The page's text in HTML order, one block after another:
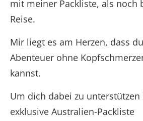
mit meiner Packliste, als noch
Reise.
Mir liegt es am Herzen, dass
Abenteuer ohne
kannst.
Um dich dabei zu
exklusive Australien-Packliste